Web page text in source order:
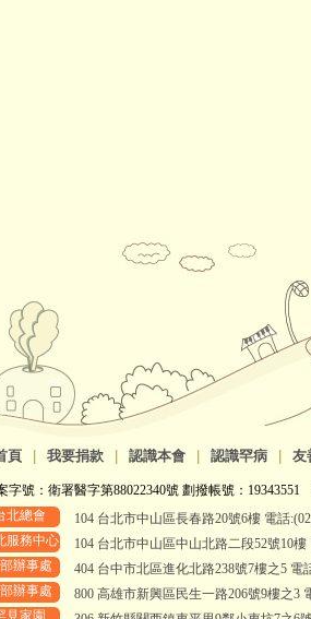
頁 我要捐款 認識本會 認識罕病 友
字號：衛署醫字第88022340號 劃撥帳號：
北總會
104 台北市中山區長春路20號6樓 電話
服務中心
104 台北市中山區中山北路二段52號10樓
辦事處
404 台中市北區進化北路238號7樓之5 電
辦事處
800 高雄市新興區民生一路206號9樓之3
見家園